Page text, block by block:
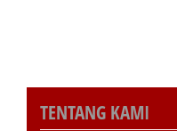
TENTANG KAMI